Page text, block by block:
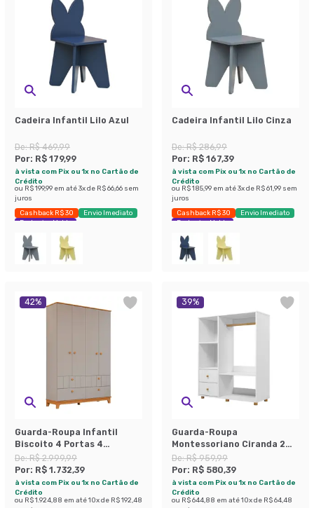
Cadeira Infantil Lilo Azul
De:R$ 469,99
Por: R$ 179,99
à vista com Pix ou 1x no Cartão de
Crédito
ou R$ 199,99 em até3x de R$ 66,66 sem
juros
Cashback R$ 30
Envio Imediato
Exclusivo Mobly
Cadeira Infantil Lilo Cinza
De:R$ 286,99
Por: R$ 167,39
à vista com Pix ou 1x no Cartão de
Crédito
ou R$ 185,99 em até3x de R$ 61,99 sem
juros
Cashback R$ 30
Envio Imediato
Exclusivo Mobly
42%
Guarda-Roupa Infantil
Biscoito 4 Portas 4
Gavetas Fendi e Nature
De:R$ 2.999,99
Por: R$ 1.732,39
à vista com Pix ou 1x no Cartão de
Crédito
ou R$ 1.924,88 em até10x de R$ 192,48
39%
Guarda-Roupa
Montessoriano Ciranda 2
Gavetas Branco
De:R$ 959,99
Por: R$ 580,39
à vista com Pix ou 1x no Cartão de
Crédito
ou R$ 644,88 em até10x de R$ 64,48